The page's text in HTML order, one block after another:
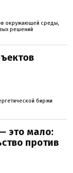
окружающей среды,
решений
биржи
это мало:
против